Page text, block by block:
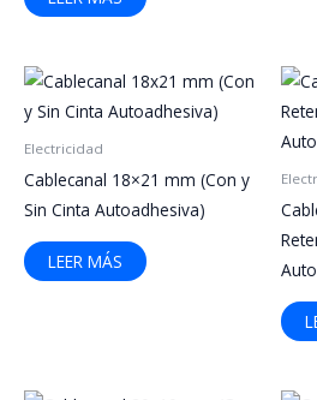
Electricidad
Cablecanal 18×21 mm (Con y
Sin Cinta Autoadhesiva)
LEER MÁS